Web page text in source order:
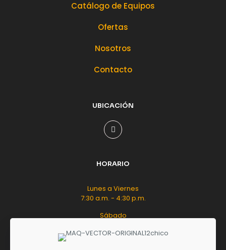
Catálogo de Equipos
Ofertas
Nosotros
Contacto
UBICACIÓN
HORARIO
Lunes a Viernes
7:30 a.m. - 4:30 p.m.
Sábado